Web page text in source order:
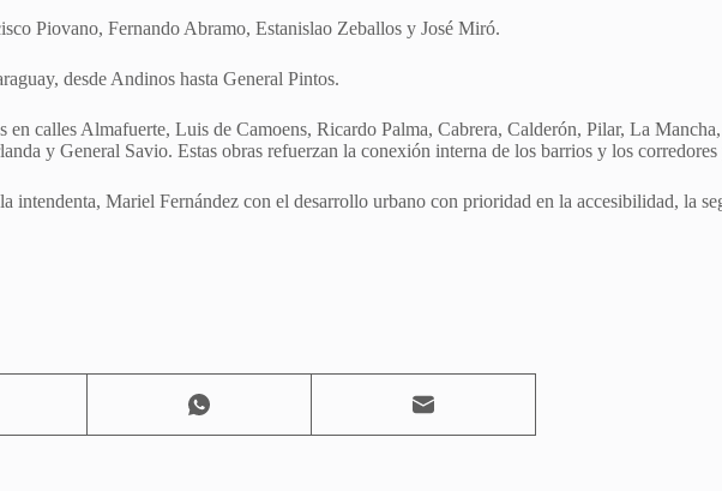
Piovano, Fernando Abramo, Estanislao Zeballos y José Miró.
desde Andinos hasta General Pintos.
en calles Almafuerte, Luis de Camoens, Ricardo Palma, Cabrera, Calderón, Pilar, La
y General Savio. Estas obras refuerzan la conexión interna de los barrios y los
intendenta, Mariel Fernández con el desarrollo urbano con prioridad en la accesibilidad, la